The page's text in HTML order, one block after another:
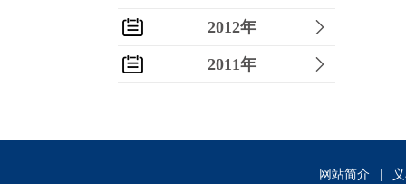
2012年
2011年
2009年
网站简介